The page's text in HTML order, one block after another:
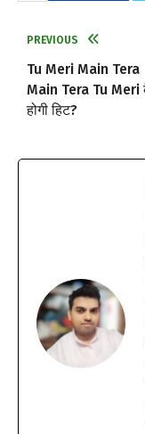
PREVIOUS
Tu Meri Main Tera
Main Tera Tu
होगी हिट?